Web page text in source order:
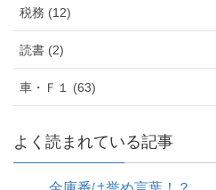
税務 (12)
読書 (2)
車・Ｆ１ (63)
よく読まれている記事